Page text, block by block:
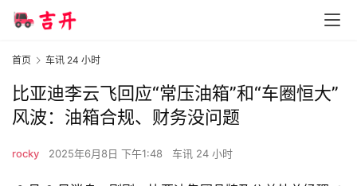
首页 车讯 24 小时
比亚迪李云飞回应“常压油箱”和“车圈恒大”
风波：油箱合规、财务没问题
rocky 2025年6月8日 下午1:48 车讯 24 小时